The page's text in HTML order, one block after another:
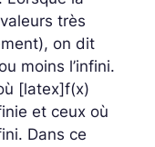
très
on dit
moins l’infini.
[latex]f(x)
et ceux où
Dans ce